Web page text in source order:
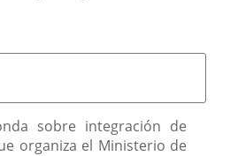
sobre integración de
organiza el Ministerio de